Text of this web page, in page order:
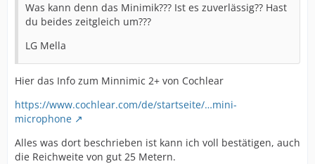
Was kann denn das Minimik??? Ist es zuverlässig?? Hast
du beides zeitgleich um???
LG Mella
Hier das Info zum Minnimic 2+ von Cochlear
https://www.cochlear.com/de/startseite/…mini-
microphone
Alles was dort beschrieben ist kann ich voll bestätigen, auch
die Reichweite von gut 25 Metern.